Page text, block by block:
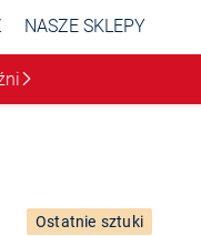
NASZE SKLEPY
Ostatnie sztuki